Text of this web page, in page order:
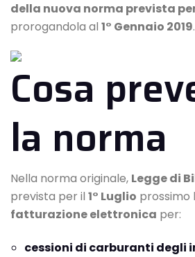
della nuova norma prevista per
prorogandola al 1° Gennaio 2019.
Cosa
la norma
Nella norma originale, Legge di
prevista per il 1° Luglio prossimo
fatturazione elettronica per:
cessioni di carburanti degli